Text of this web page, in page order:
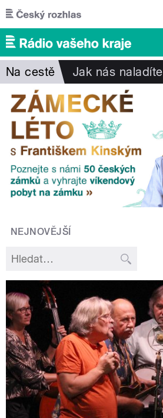
Přejít k hlavnímu obsahu
Na cestě Jak nás naladíte
NEJNOVĚJŠÍ